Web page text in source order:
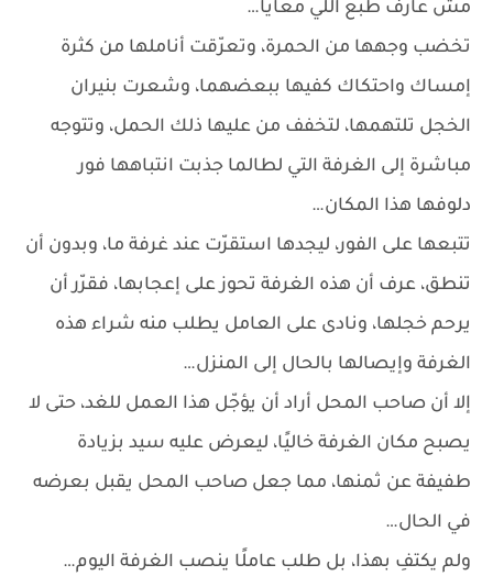
مش عارف طبع اللي معايا…
تخضب وجهها من الحمرة، وتعرّقت أناملها من كثرة
إمساك واحتكاك كفيها ببعضهما، وشعرت بنيران
الخجل تلتهمها، لتخفف من عليها ذلك الحمل، وتتوجه
مباشرة إلى الغرفة التي لطالما جذبت انتباهها فور
دلوفها هذا المكان…
تتبعها على الفور، ليجدها استقرّت عند غرفة ما، وبدون أن
تنطق، عرف أن هذه الغرفة تحوز على إعجابها، فقرّر أن
يرحم خجلها، ونادى على العامل يطلب منه شراء هذه
الغرفة وإيصالها بالحال إلى المنزل…
إلا أن صاحب المحل أراد أن يؤجّل هذا العمل للغد، حتى لا
يصبح مكان الغرفة خاليًا، ليعرض عليه سيد بزيادة
طفيفة عن ثمنها، مما جعل صاحب المحل يقبل بعرضه
في الحال…
ولم يكتفِ بهذا، بل طلب عاملًا ينصب الغرفة اليوم…